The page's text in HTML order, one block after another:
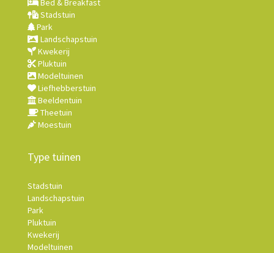
Bed & Breakfast
Stadstuin
Park
Landschapstuin
Kwekerij
Pluktuin
Modeltuinen
Liefhebberstuin
Beeldentuin
Theetuin
Moestuin
Type tuinen
Stadstuin
Landschapstuin
Park
Pluktuin
Kwekerij
Modeltuinen